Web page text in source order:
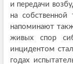
и передачи
на
напоминают
живых спор
инцидентом
годах